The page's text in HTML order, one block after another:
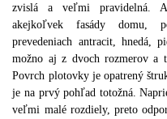
zvislá a veľmi pravidelná.
akejkoľvek fasády domu,
prevedeniach antracit, hnedá,
možno aj z dvoch rozmerov a
Povrch plotovky je opatrený
je na prvý pohľad totožná.
veľmi malé rozdiely, preto